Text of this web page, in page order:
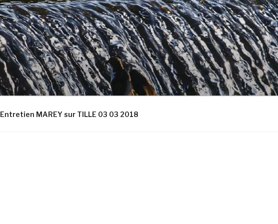
Entretien MAREY sur TILLE 03 03 2018